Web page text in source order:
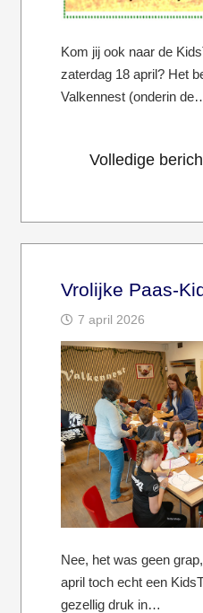
Kom jij ook naar de
zaterdag 18 april? Het
Valkennest (onderin
Volledige
Vrolijke Paas-
7 april 2026
Nee, het was geen
april toch echt een
gezellig druk in…